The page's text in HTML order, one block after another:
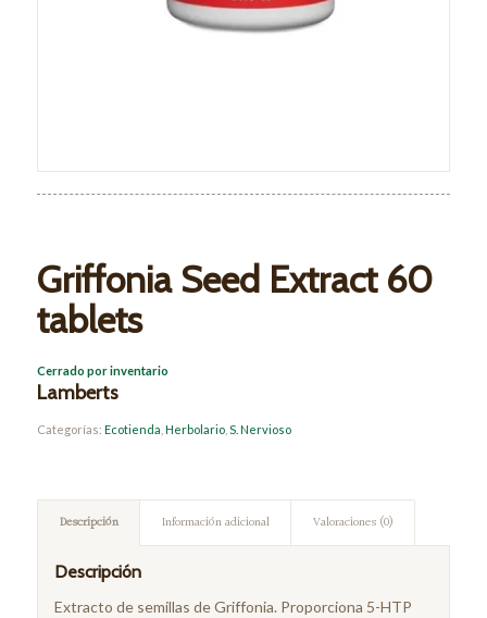
Griffonia Seed Extract 60
tablets
Cerrado por inventario
Lamberts
Categorías: Ecotienda Herbolario, S. Nervioso
Descripción Información adicional Valoraciones (0)
Descripción
Extracto de semillas de Griffonia. Proporciona 5-HTP